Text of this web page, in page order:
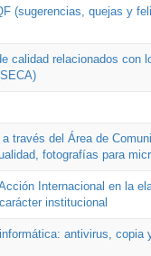
(sugerencias, quejas y
calidad relacionados
través del Área de
fotografías para
Internacional en la
institucional
antivirus,